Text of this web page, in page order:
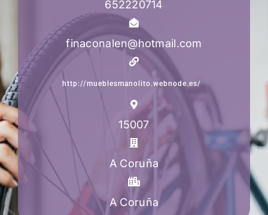
652220714
finaconalen@hotmail.com
http://mueblesmanolito.webnode.es/
15007
A Coruña
A Coruña